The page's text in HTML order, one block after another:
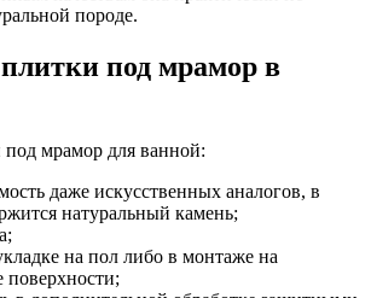
породе.
под мрамор в
мрамор для ванной:
даже искусственных аналогов, в
натуральный камень;
на пол либо в монтаже на
поверхности;